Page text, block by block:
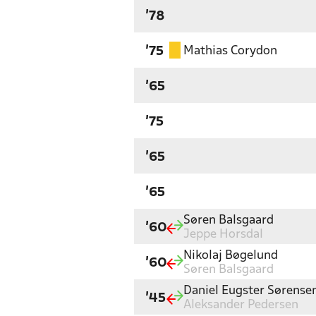
'78
'75 Mathias Corydon
'65
'75
'65
'65
'60
Søren Balsgaard
Jeppe Horsdal
'60
Nikolaj Bøgelund
Søren Balsgaard
'45
Daniel Eugster
Aleksander Pedersen